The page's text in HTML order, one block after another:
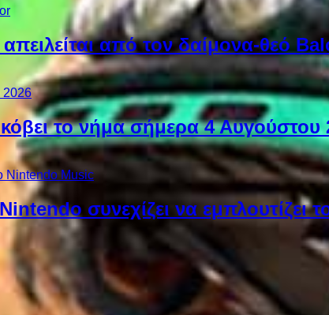
από τον δαίμονα-θεό
το νήμα σήμερα 4 Αυγούστου
συνεχίζει να εμπλουτίζει